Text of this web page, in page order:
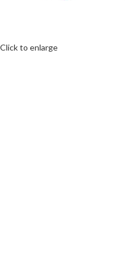
Click to enlarge